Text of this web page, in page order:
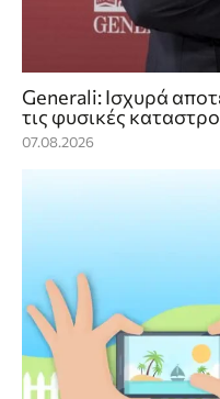
Generali: Ισχυρά
τις φυσικές
07.08.2026